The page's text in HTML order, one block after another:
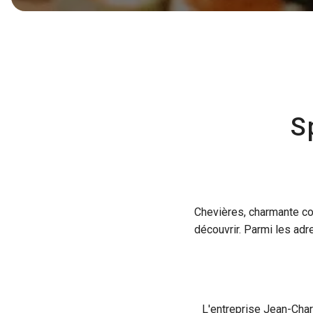
Chevières, charmante
découvrir. Parmi les
L'entreprise Jean-